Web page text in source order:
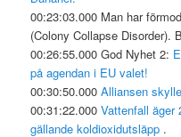
00:23:03.000 Man har
(Colony Collapse Disorder).
00:26:55.000 God Nyhet 2:
på agendan i EU valet!
00:30:50.000Alliansen
00:31:22.000Vattenfall äger
gällande koldioxidutsläpp .